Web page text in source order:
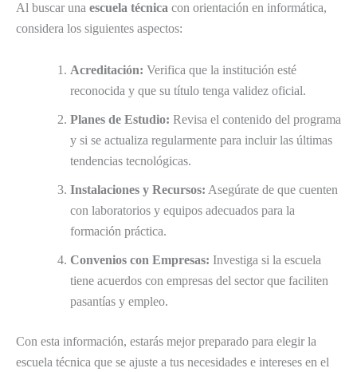
Al buscar una escuela técnica con orientación en informática,
considera los siguientes aspectos:
Acreditación: Verifica que la institución esté
reconocida y que su título tenga validez oficial.
Planes de Estudio: Revisa el contenido del programa
y si se actualiza regularmente para incluir las últimas
tendencias tecnológicas.
Instalaciones y Recursos: Asegúrate de que cuenten
con laboratorios y equipos adecuados para la
formación práctica.
Convenios con Empresas: Investiga si la escuela
tiene acuerdos con empresas del sector que faciliten
pasantías y empleo.
Con esta información, estarás mejor preparado para elegir la
escuela técnica que se ajuste a tus necesidades e intereses en el